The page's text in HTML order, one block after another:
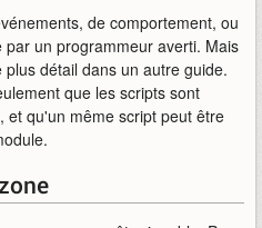
de comportement, ou
un programmeur averti. Mais
détail dans un autre guide.
que les scripts sont
et qu'un même script peut être